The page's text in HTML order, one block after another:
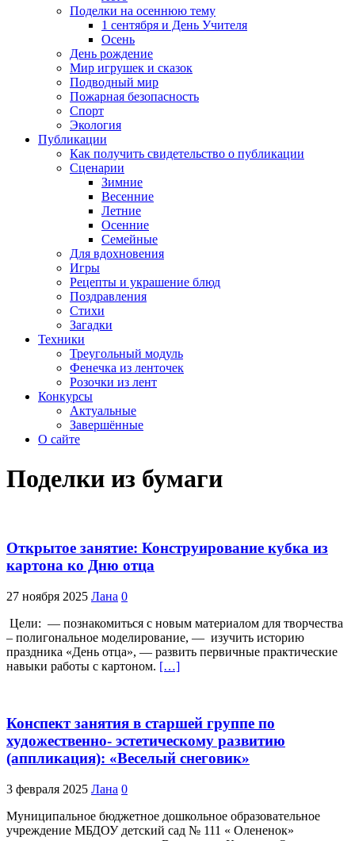
Поделки на осеннюю тему
1 сентября и День Учителя
Осень
День рождение
Мир игрушек и сказок
Подводный мир
Пожарная безопасность
Спорт
Экология
Публикации
Как получить свидетельство о публикации
Сценарии
Зимние
Весенние
Летние
Осенние
Семейные
Для вдохновения
Игры
Рецепты и украшение блюд
Поздравления
Стихи
Загадки
Техники
Треугольный модуль
Фенечка из ленточек
Розочки из лент
Конкурсы
Актуальные
Завершённые
О сайте
Поделки из бумаги
Открытое занятие: Конструирование кубка из
картона ко Дню отца
27 ноября 2025 Лана 0
Цели: — познакомиться с новым материалом для творчества
– полигональное моделирование, — изучить историю
праздника «День отца», — развить первичные практические
навыки работы с картоном. […]
Конспект занятия в старшей группе по
художественно- эстетическому развитию
(аппликация): «Веселый снеговик»
3 февраля 2025 Лана 0
Муниципальное бюджетное дошкольное образовательное
учреждение МБДОУ детский сад № 111 « Олененок»